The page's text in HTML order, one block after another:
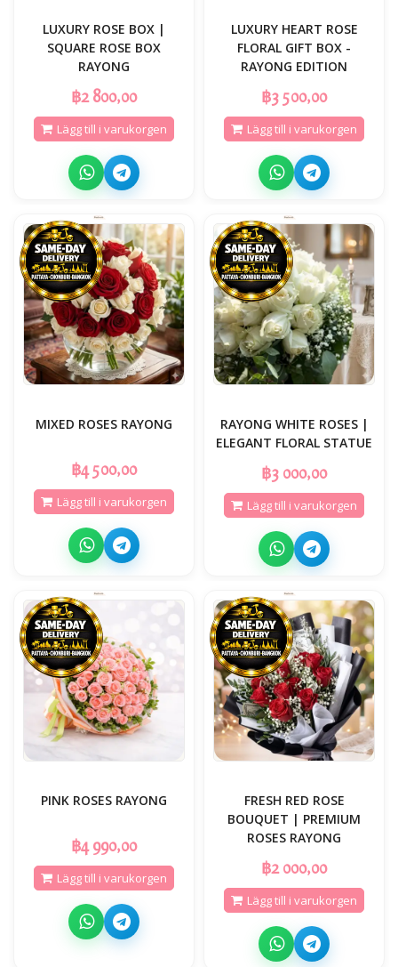
LUXURY ROSE BOX |
SQUARE ROSE BOX
RAYONG
฿2 800,00
Lägg till i varukorgen
LUXURY HEART ROSE
FLORAL GIFT BOX -
RAYONG EDITION
฿3 500,00
Lägg till i varukorgen
MIXED ROSES RAYONG
฿4 500,00
Lägg till i varukorgen
RAYONG WHITE ROSES |
ELEGANT FLORAL STATUE
฿3 000,00
Lägg till i varukorgen
PINK ROSES RAYONG
฿4 990,00
Lägg till i varukorgen
FRESH RED ROSE
BOUQUET | PREMIUM
ROSES RAYONG
฿2 000,00
Lägg till i varukorgen